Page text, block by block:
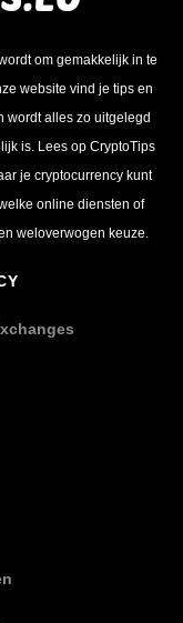
om gemakkelijk in te
website vind je tips en
wordt alles zo uitgelegd
is. Lees op CryptoTips
je cryptocurrency kunt
online diensten of
weloverwogen keuze.